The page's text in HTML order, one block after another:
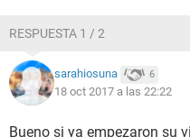
RESPUESTA 1 / 2
sarahiosuna 6
18 oct 2017 a las 22:22
Bueno si ya empezaron su